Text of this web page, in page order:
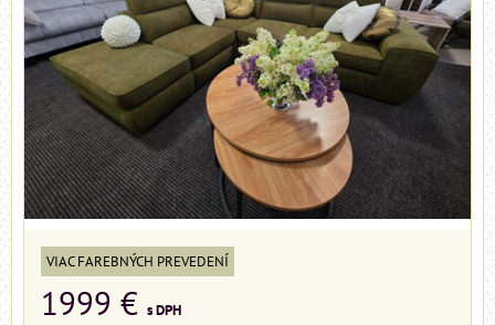
VIAC FAREBNÝCH PREVEDENÍ
1999 € s DPH